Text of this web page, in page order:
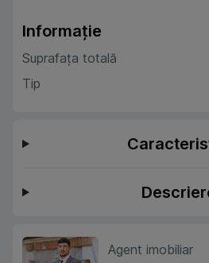
Informație
Suprafața totală
Tip
Agent imobiliar